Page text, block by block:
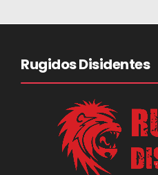
Rugidos Disidentes